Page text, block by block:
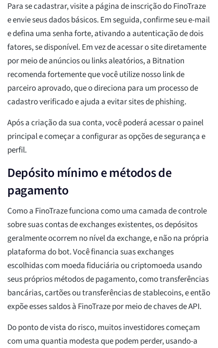
Para se cadastrar, visite a página de inscrição do FinoTraze
e envie seus dados básicos. Em seguida, confirme seu e-mail
e defina uma senha forte, ativando a autenticação de dois
fatores, se disponível. Em vez de acessar o site diretamente
por meio de anúncios ou links aleatórios, a Bitnation
recomenda fortemente que você utilize nosso link de
parceiro aprovado, que o direciona para um processo de
cadastro verificado e ajuda a evitar sites de phishing.
Após a criação da sua conta, você poderá acessar o painel
principal e começar a configurar as opções de segurança e
perfil.
Depósito mínimo e métodos de
pagamento
Como a FinoTraze funciona como uma camada de controle
sobre suas contas de exchanges existentes, os depósitos
geralmente ocorrem no nível da exchange, e não na própria
plataforma do bot. Você financia suas exchanges
escolhidas com moeda fiduciária ou criptomoeda usando
seus próprios métodos de pagamento, como transferências
bancárias, cartões ou transferências de stablecoins, e então
expõe esses saldos à FinoTraze por meio de chaves de API.
Do ponto de vista do risco, muitos investidores começam
com uma quantia modesta que podem perder, usando-a